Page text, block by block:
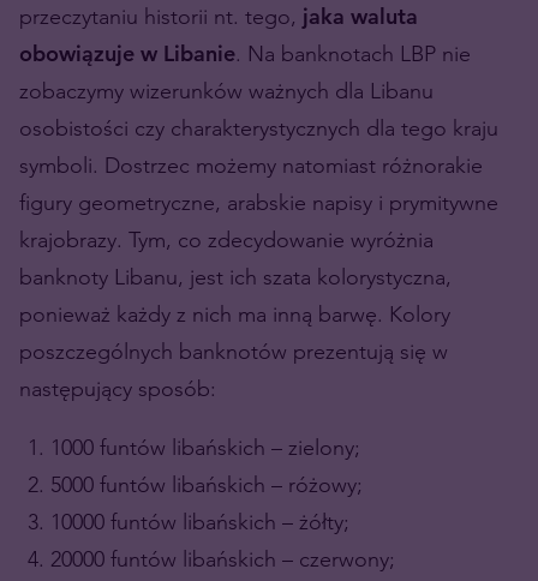
przeczytaniu historii nt. tego, jaka waluta
obowiązuje w Libanie. Na banknotach LBP nie
zobaczymy wizerunków ważnych dla Libanu
osobistości czy charakterystycznych dla tego kraju
symboli. Dostrzec możemy natomiast różnorakie
figury geometryczne, arabskie napisy i prymitywne
krajobrazy. Tym, co zdecydowanie wyróżnia
banknoty Libanu, jest ich szata kolorystyczna,
ponieważ każdy z nich ma inną barwę. Kolory
poszczególnych banknotów prezentują się w
następujący sposób:
1000 funtów libańskich – zielony;
5000 funtów libańskich – różowy;
10000 funtów libańskich – żółty;
20000 funtów libańskich – czerwony;